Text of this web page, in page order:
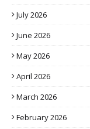
July 2026
June 2026
May 2026
April 2026
March 2026
February 2026